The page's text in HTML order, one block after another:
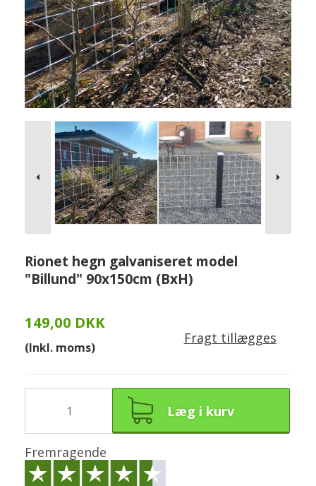
Rionet hegn galvaniseret model
"Billund" 90x150cm (BxH)
149,00 DKK
(Inkl. moms)
Fragt tillægges
Læg i kurv
Fremragende